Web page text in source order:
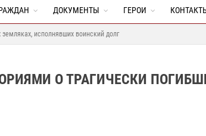
ДОКУМЕНТЫ ГЕРОИ
исполнявших воинский долг
О ТРАГИЧЕСКИ